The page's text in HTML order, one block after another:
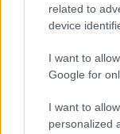
related to
device
I want to
Google for
I want to
personalized
6 órája